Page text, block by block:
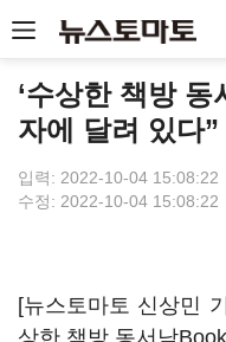
‘수상한 책방 동
자에 달려 있다
입력: 2022-10-04 15:08:22
수정: 2022-10-04 15:08:22
[뉴스토마토 신상민
상한 책방 동서남